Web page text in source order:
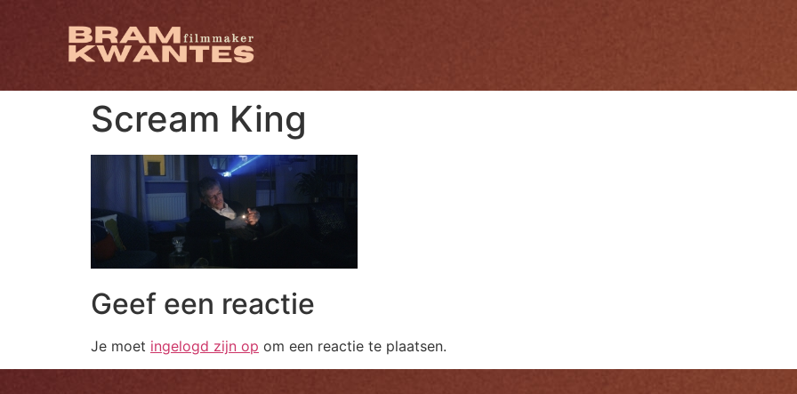
Scream King
Geef een reactie
Je moet ingelogd zijn op om een reactie te plaatsen.